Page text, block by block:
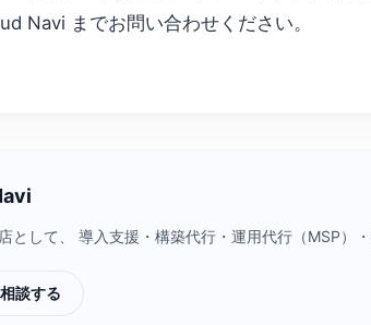
Navi までお問い合わせください。
して、 導入支援・構築代行・運用代行（MSP）
談する